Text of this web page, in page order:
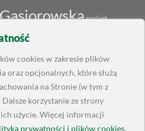
cookies w zakresie plików
oraz opcjonalnych, które służą
na Stronie (w tym z
korzystanie ze strony
ich użycie. Więcej informacji
prywatności i plików cookies.
pacjent
Rada Adwokacka
Strasburga
Praw
Tysiąc Wniosek